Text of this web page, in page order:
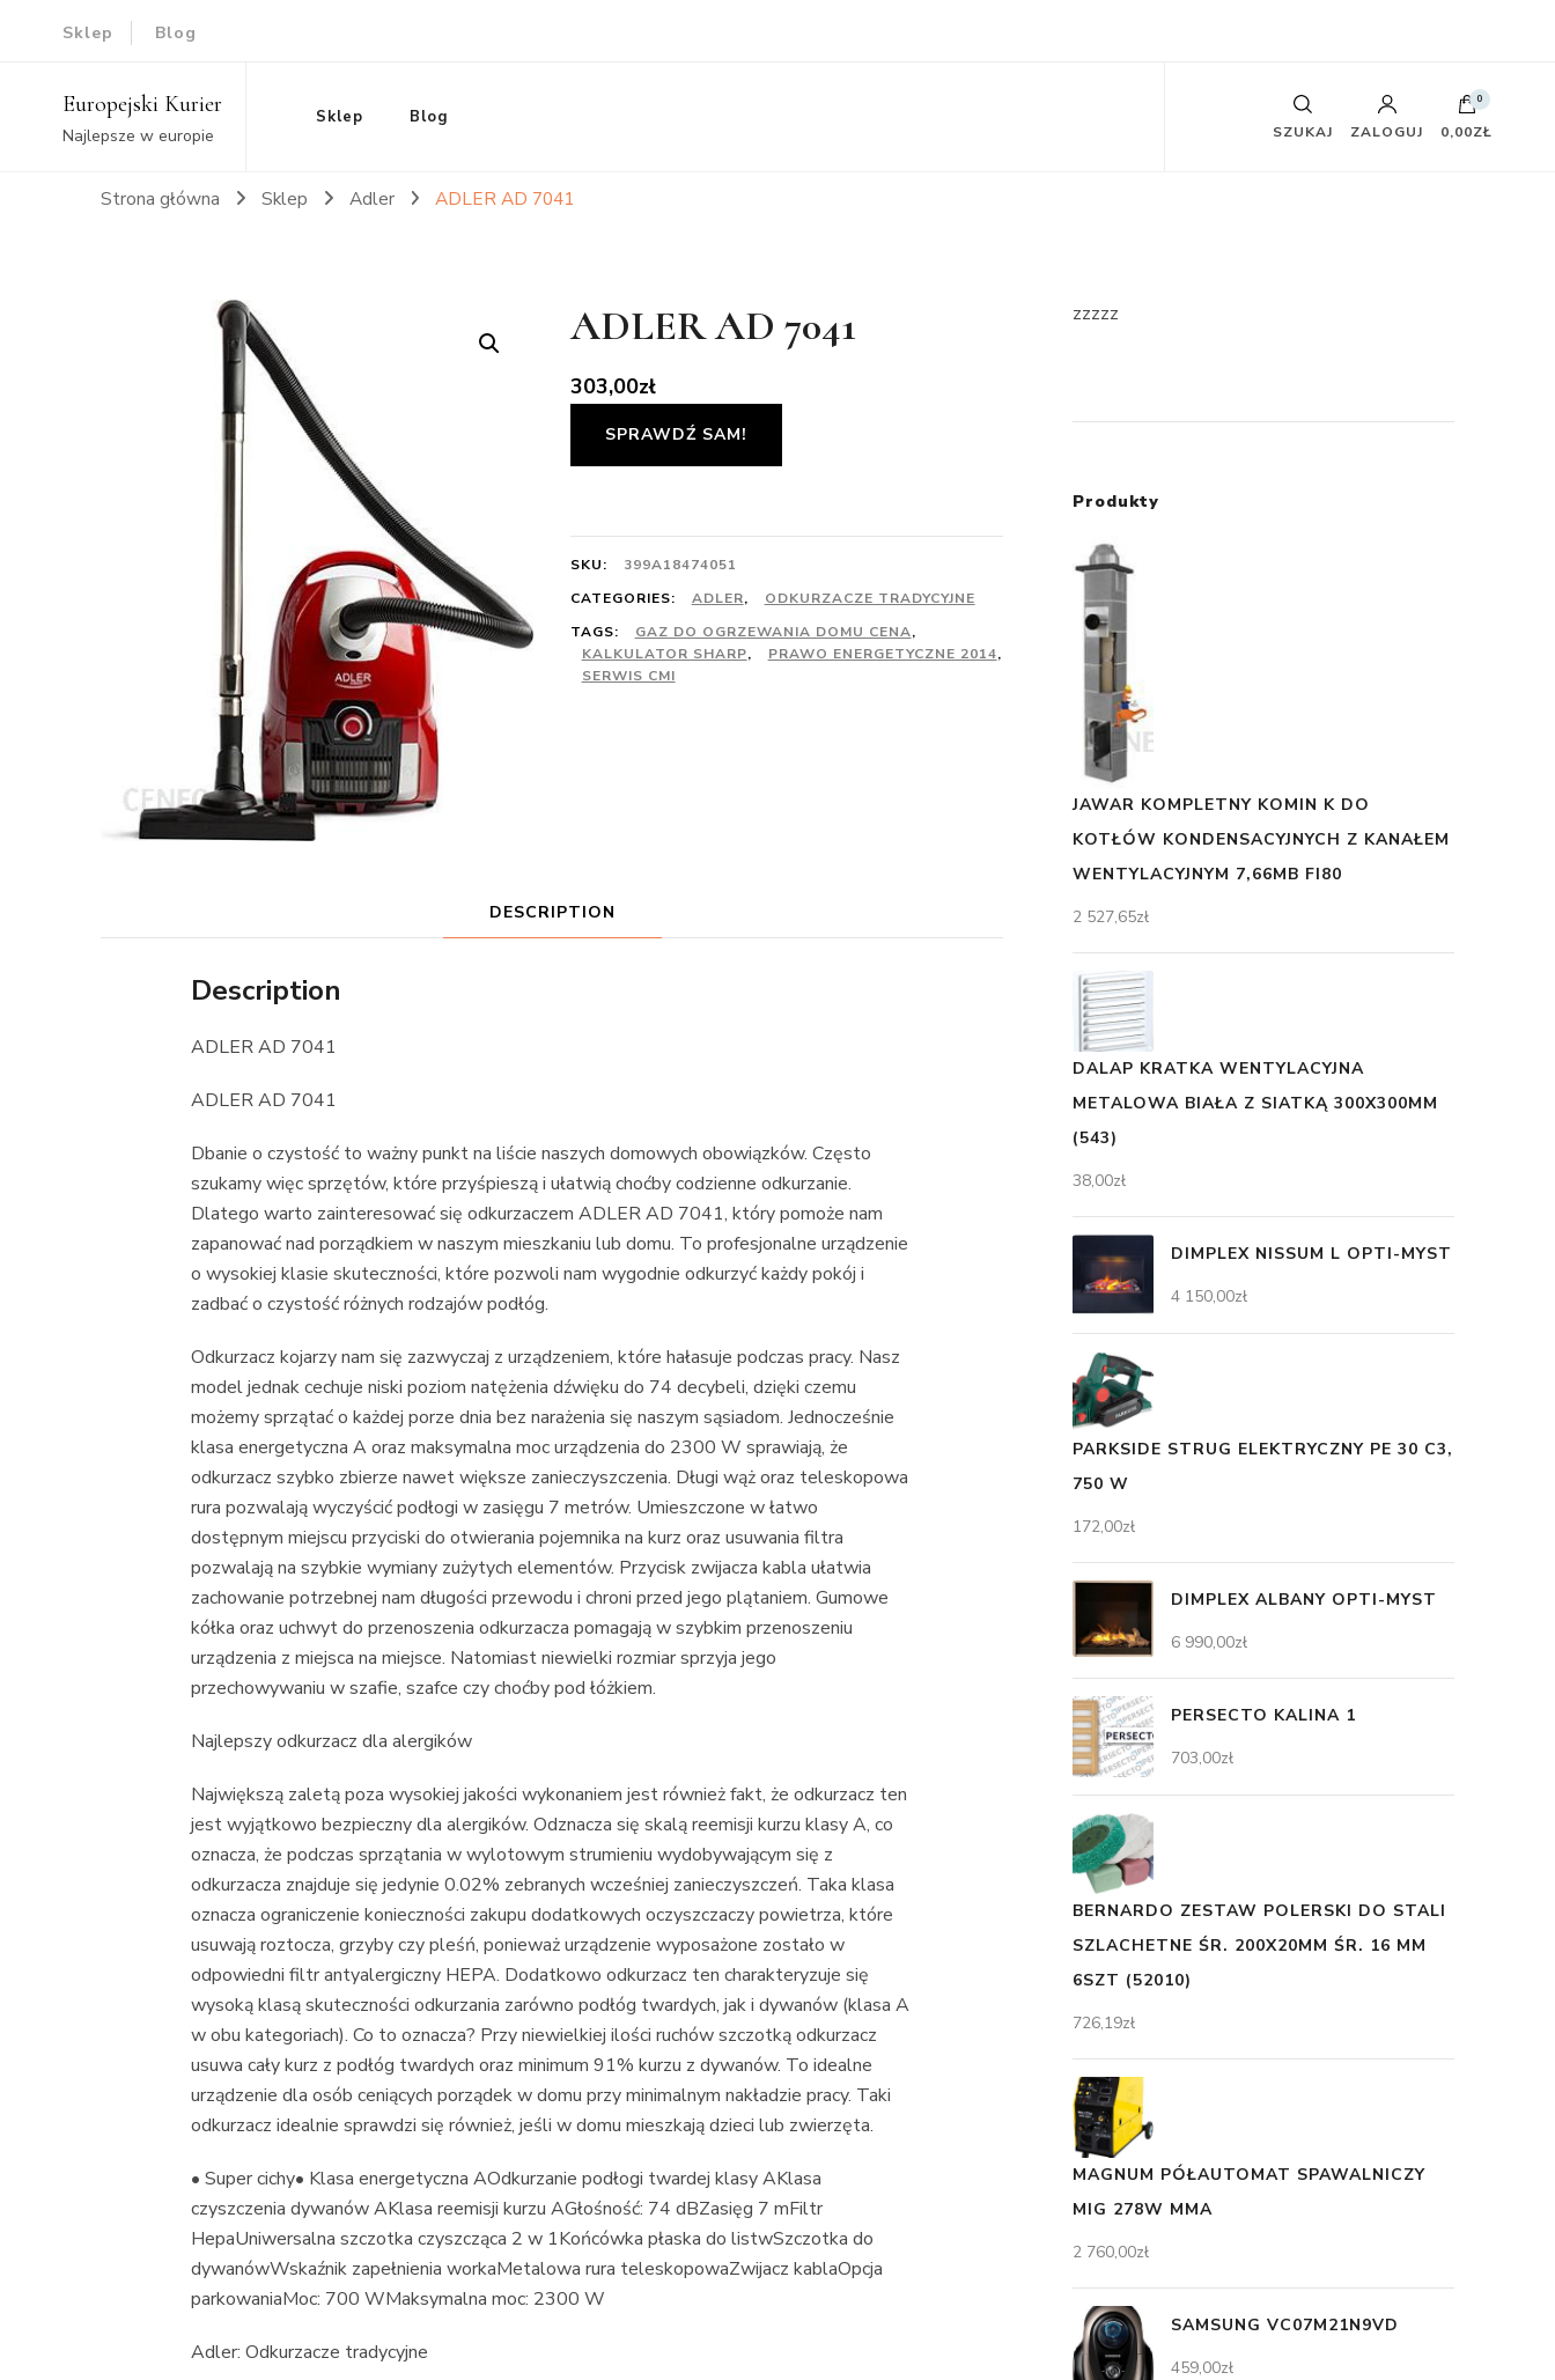
Sklep Blog
Europejski Kurier
Najlepsze w europie
Sklep Blog
SZUKAJ ZALOGUJ
0
0,00ZŁ
Strona główna Sklep Adler ADLER AD 7041
ADLER AD 7041
303,00zł
SPRAWDŹ SAM!
SKU:
399A18474051
CATEGORIES:
ADLER,
ODKURZACZE TRADYCYJNE
TAGS:
GAZ DO OGRZEWANIA DOMU CENA,
KALKULATOR SHARP, PRAWO ENERGETYCZNE 2014,
SERWIS CMI
DESCRIPTION
Description
ADLER AD 7041
ADLER AD 7041
Dbanie o czystość to ważny punkt na liście naszych domowych obowiązków. Często
szukamy więc sprzętów, które przyśpieszą i ułatwią choćby codzienne odkurzanie.
Dlatego warto zainteresować się odkurzaczem ADLER AD 7041, który pomoże nam
zapanować nad porządkiem w naszym mieszkaniu lub domu. To profesjonalne urządzenie
o wysokiej klasie skuteczności, które pozwoli nam wygodnie odkurzyć każdy pokój i
zadbać o czystość różnych rodzajów podłóg.
Odkurzacz kojarzy nam się zazwyczaj z urządzeniem, które hałasuje podczas pracy. Nasz
model jednak cechuje niski poziom natężenia dźwięku do 74 decybeli, dzięki czemu
możemy sprzątać o każdej porze dnia bez narażenia się naszym sąsiadom. Jednocześnie
klasa energetyczna A oraz maksymalna moc urządzenia do 2300 W sprawiają, że
odkurzacz szybko zbierze nawet większe zanieczyszczenia. Długi wąż oraz teleskopowa
rura pozwalają wyczyścić podłogi w zasięgu 7 metrów. Umieszczone w łatwo
dostępnym miejscu przyciski do otwierania pojemnika na kurz oraz usuwania filtra
pozwalają na szybkie wymiany zużytych elementów. Przycisk zwijacza kabla ułatwia
zachowanie potrzebnej nam długości przewodu i chroni przed jego plątaniem. Gumowe
kółka oraz uchwyt do przenoszenia odkurzacza pomagają w szybkim przenoszeniu
urządzenia z miejsca na miejsce. Natomiast niewielki rozmiar sprzyja jego
przechowywaniu w szafie, szafce czy choćby pod łóżkiem.
Najlepszy odkurzacz dla alergików
Największą zaletą poza wysokiej jakości wykonaniem jest również fakt, że odkurzacz ten
jest wyjątkowo bezpieczny dla alergików. Odznacza się skalą reemisji kurzu klasy A, co
oznacza, że podczas sprzątania w wylotowym strumieniu wydobywającym się z
odkurzacza znajduje się jedynie 0.02% zebranych wcześniej zanieczyszczeń. Taka klasa
oznacza ograniczenie konieczności zakupu dodatkowych oczyszczaczy powietrza, które
usuwają roztocza, grzyby czy pleśń, ponieważ urządzenie wyposażone zostało w
odpowiedni filtr antyalergiczny HEPA. Dodatkowo odkurzacz ten charakteryzuje się
wysoką klasą skuteczności odkurzania zarówno podłóg twardych, jak i dywanów (klasa A
w obu kategoriach). Co to oznacza? Przy niewielkiej ilości ruchów szczotką odkurzacz
usuwa cały kurz z podłóg twardych oraz minimum 91% kurzu z dywanów. To idealne
urządzenie dla osób ceniących porządek w domu przy minimalnym nakładzie pracy. Taki
odkurzacz idealnie sprawdzi się również, jeśli w domu mieszkają dzieci lub zwierzęta.
• Super cichy• Klasa energetyczna AOdkurzanie podłogi twardej klasy AKlasa
czyszczenia dywanów AKlasa reemisji kurzu AGłośność: 74 dBZasięg 7 mFiltr
HepaUniwersalna szczotka czyszcząca 2 w 1Końcówka płaska do listwSzczotka do
dywanówWskaźnik zapełnienia workaMetalowa rura teleskopowaZwijacz kablaOpcja
parkowaniaMoc: 700 WMaksymalna moc: 2300 W
Adler: Odkurzacze tradycyjne
zzzzz
Produkty
JAWAR KOMPLETNY KOMIN K DO
KOTŁÓW KONDENSACYJNYCH Z KANAŁEM
WENTYLACYJNYM 7,66MB FI80
2 527,65zł
DALAP KRATKA WENTYLACYJNA
METALOWA BIAŁA Z SIATKĄ 300X300MM
(543)
38,00zł
DIMPLEX NISSUM L OPTI-MYST
4 150,00zł
PARKSIDE STRUG ELEKTRYCZNY PE 30 C3,
750 W
172,00zł
DIMPLEX ALBANY OPTI-MYST
6 990,00zł
PERSECTO KALINA 1
703,00zł
BERNARDO ZESTAW POLERSKI DO STALI
SZLACHETNE ŚR. 200X20MM ŚR. 16 MM
6SZT (52010)
726,19zł
MAGNUM PÓŁAUTOMAT SPAWALNICZY
MIG 278W MMA
2 760,00zł
SAMSUNG VC07M21N9VD
459,00zł